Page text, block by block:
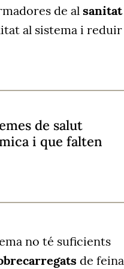
de al
al sistema i reduir
de salut
i que falten
no té suficients
de